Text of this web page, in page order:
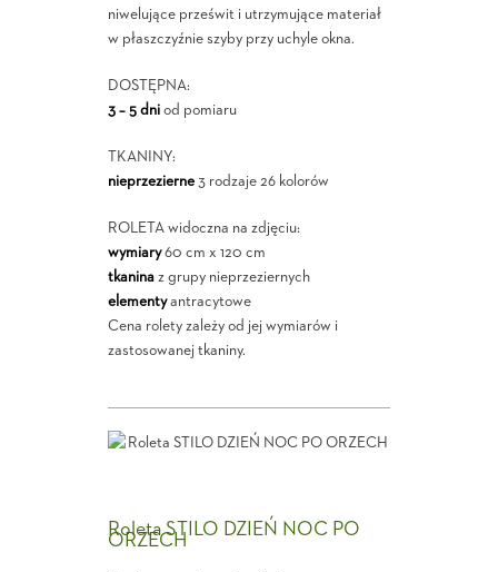
niwelujące prześwit i utrzymujące materiał
w płaszczyźnie szyby przy uchyle okna.
DOSTĘPNA:
3 – 5 dniod pomiaru
TKANINY:
nieprzezierne3 rodzaje 26 kolorów
ROLETA widoczna na zdjęciu:
wymiary60 cm x 120 cm
tkaninaz grupy nieprzeziernych
elementyantracytowe
Cena rolety zależy od jej wymiarów i
zastosowanej tkaniny.
Roleta STILO DZIEŃ NOC PO
ORZECH